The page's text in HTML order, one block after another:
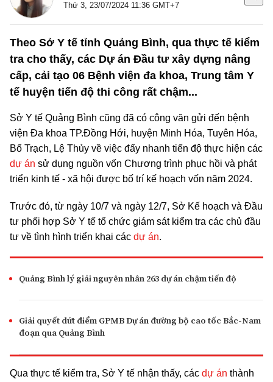
Thứ 3, 23/07/2024 11:36 GMT+7
Theo Sở Y tế tỉnh Quảng Bình, qua thực tế kiểm
tra cho thấy, các Dự án Đầu tư xây dựng nâng
cấp, cải tạo 06 Bệnh viện đa khoa, Trung tâm Y
tế huyện tiến độ thi công rất chậm...
Sở Y tế Quảng Bình cũng đã có công văn gửi đến bệnh
viện Đa khoa TP.Đồng Hới, huyện Minh Hóa, Tuyên Hóa,
Bố Trạch, Lệ Thủy về việc đẩy nhanh tiến độ thực hiện các
dự án sử dụng nguồn vốn Chương trình phục hồi và phát
triển kinh tế - xã hội được bố trí kế hoạch vốn năm 2024.
Trước đó, từ ngày 10/7 và ngày 12/7, Sở Kế hoạch và Đầu
tư phối hợp Sở Y tế tổ chức giám sát kiểm tra các chủ đầu
tư về tình hình triển khai các dự án.
Quảng Bình lý giải nguyên nhân 263 dự án chậm tiến độ
Giải quyết dứt điểm GPMB Dự án đường bộ cao tốc Bắc-Nam
đoạn qua Quảng Bình
Qua thực tế kiểm tra, Sở Y tế nhận thấy, các dự án thành